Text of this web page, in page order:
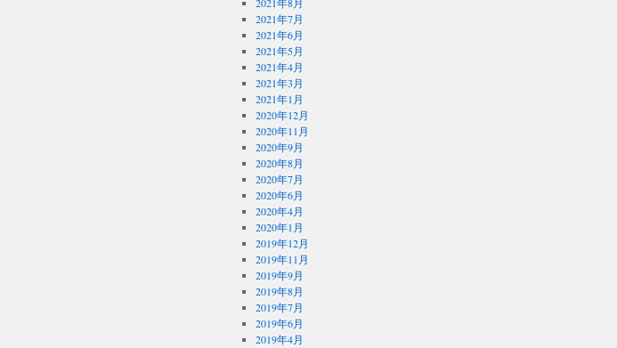
2021年7月
2021年6月
2021年5月
2021年4月
2021年3月
2021年1月
2020年12月
2020年11月
2020年9月
2020年8月
2020年7月
2020年6月
2020年4月
2020年1月
2019年12月
2019年11月
2019年9月
2019年8月
2019年7月
2019年6月
2019年4月